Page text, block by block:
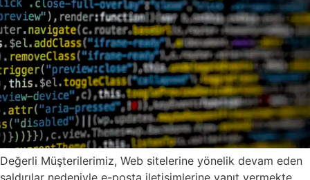
Değerli Müşterilerimiz, Web sitelerine yönelik devam eden